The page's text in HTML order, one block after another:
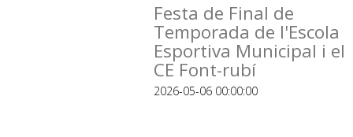
Festa de Final de
Temporada de l'Escola
Esportiva Municipal i el
CE Font-rubí
2026-05-06 00:00:00